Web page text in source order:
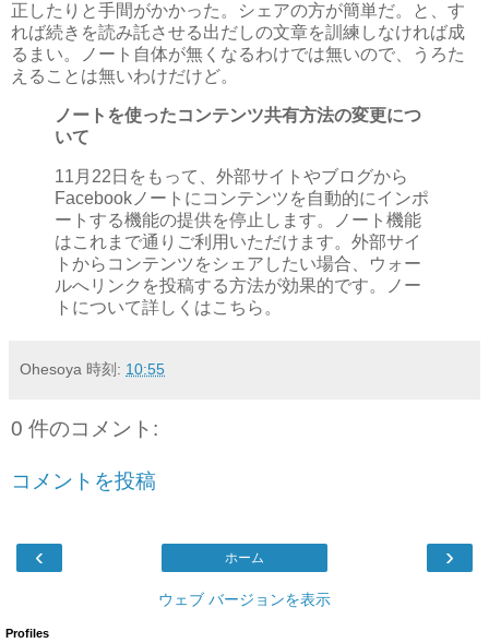
正したりと手間がかかった。シェアの方が簡単だ。と、す
れば続きを読み託させる出だしの文章を訓練しなければ成
るまい。ノート自体が無くなるわけでは無いので、うろた
えることは無いわけだけど。
ノートを使ったコンテンツ共有方法の変更につ
いて
11月22日をもって、外部サイトやブログから
Facebookノートにコンテンツを自動的にインポ
ートする機能の提供を停止します。ノート機能
はこれまで通りご利用いただけます。外部サイ
トからコンテンツをシェアしたい場合、ウォー
ルへリンクを投稿する方法が効果的です。ノー
トについて詳しくはこちら。
Ohesoya 時刻: 10:55
0 件のコメント:
コメントを投稿
‹ ›
ホーム
ウェブ バージョンを表示
Profiles